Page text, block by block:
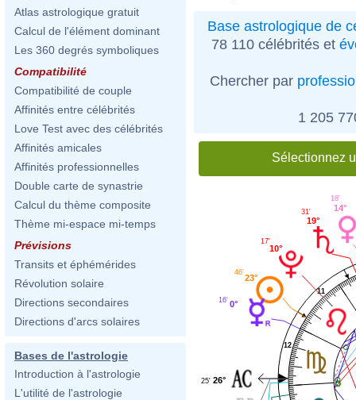
Atlas astrologique gratuit
Calcul de l'élément dominant
Les 360 degrés symboliques
Compatibilité
Compatibilité de couple
Affinités entre célébrités
Love Test avec des célébrités
Affinités amicales
Affinités professionnelles
Double carte de synastrie
Calcul du thème composite
Thème mi-espace mi-temps
Prévisions
Transits et éphémérides
Révolution solaire
Directions secondaires
Directions d'arcs solaires
Bases de l'astrologie
Introduction à l'astrologie
L'utilité de l'astrologie
Base astrologique de
78 110 célébrités et
Chercher par
1 205
Sélectionnez
11
12
14°
18'
19°
31'
10°
17'
23°
46'
0°
16'
26°
25'